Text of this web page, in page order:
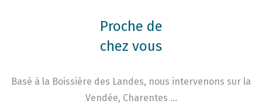
Proche de
chez vous
Basé à la Boissière des Landes, nous intervenons sur la
Vendée, Charentes …